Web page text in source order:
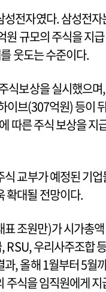
성전자였다. 삼성전자
원 규모의 주식을 지급
웃도는 수준이다.
식보상을 실시했으며,
이브(307억원) 등이 뒤
따른 주식 보상을 지
식 교부가 예정된 기업
확대될 전망이다.
조원만)가 시가총액
RSU, 우리사주조합 등
과, 올해 1월부터 5월
주식을 임직원에게 지